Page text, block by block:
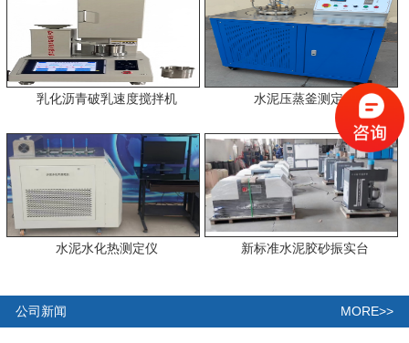
乳化沥青破乳速度搅拌机 水泥压蒸釜测定仪
水泥水化热测定仪 新标准水泥胶砂振实台
公司新闻 MORE>>